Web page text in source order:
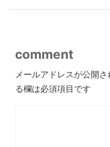
comment
メールアドレスが公開さ
る欄は必須項目です